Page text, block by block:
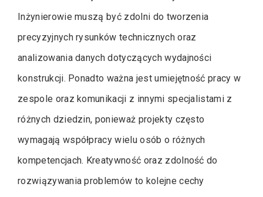
Inżynierowie muszą być zdolni do tworzenia
precyzyjnych rysunków technicznych oraz
analizowania danych dotyczących wydajności
konstrukcji. Ponadto ważna jest umiejętność pracy w
zespole oraz komunikacji z innymi specjalistami z
różnych dziedzin, ponieważ projekty często
wymagają współpracy wielu osób o różnych
kompetencjach. Kreatywność oraz zdolność do
rozwiązywania problemów to kolejne cechy